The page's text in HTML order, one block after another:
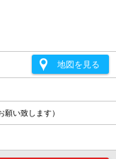
地図を見る
い致します）